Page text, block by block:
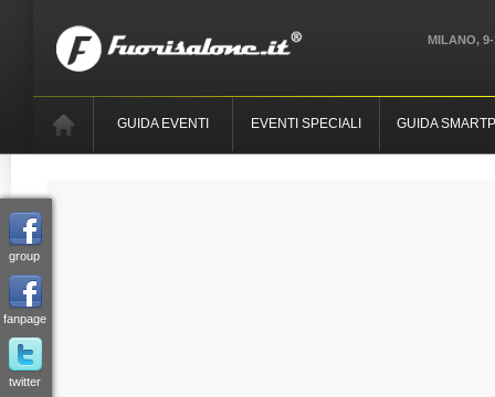
MILANO,
group
fanpage
twitter
GUIDA EVENTI EVENTI SPECIALI GUIDA